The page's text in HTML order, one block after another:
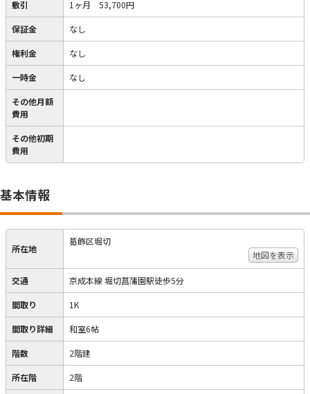
敷引 1ヶ月 53,700円
保証金 なし
権利金 なし
一時金 なし
その他月額
費用
その他初期
費用
基本情報
所在地
葛飾区堀切
地図を表示
交通 京成本線 堀切菖蒲園駅徒歩5分
間取り 1K
間取り詳細 和室6帖
階数 2階建
所在階 2階